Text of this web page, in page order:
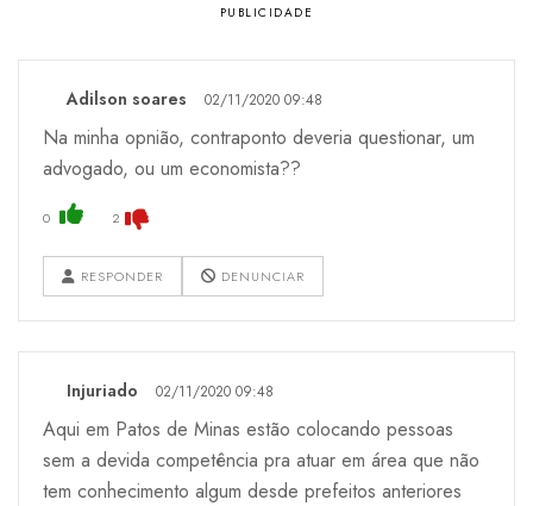
Adilson soares 02/11/2020 09:48
Na minha opnião, contraponto deveria questionar, um
advogado, ou um economista??
0 2
RESPONDER DENUNCIAR
Injuriado 02/11/2020 09:48
Aqui em Patos de Minas estão colocando pessoas
sem a devida competência pra atuar em área que não
tem conhecimento algum desde prefeitos anteriores